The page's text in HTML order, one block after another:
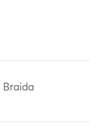
Braida